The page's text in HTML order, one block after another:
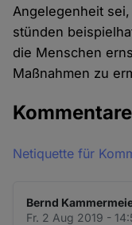
Angelegenheit
stünden
die Menschen
Maßnahmen zu
Kommentare
Netiquette für
Bernd
Fr. 2 Aug 2019 -